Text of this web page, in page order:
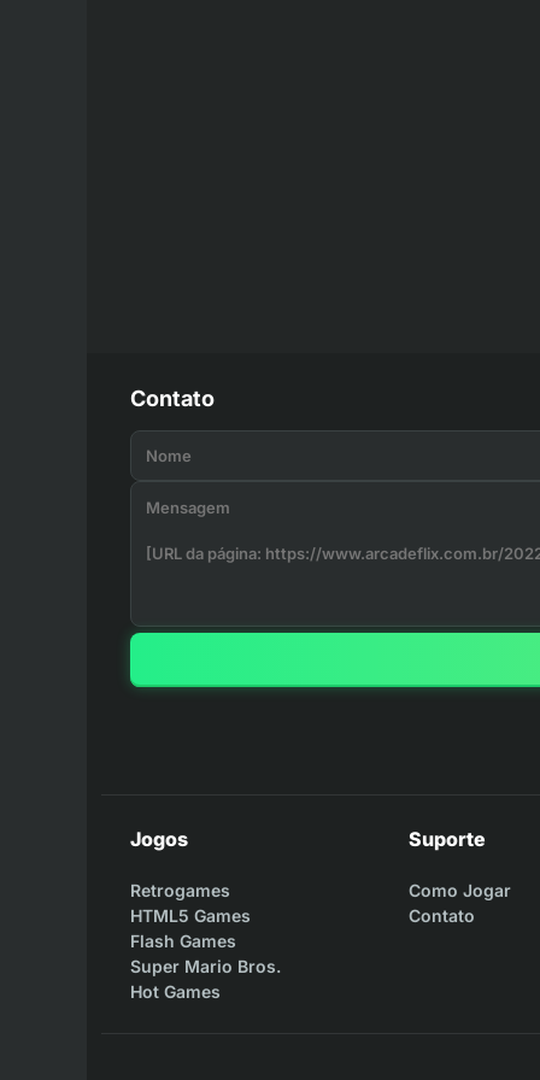
Contato
Jogos
Retrogames
HTML5 Games
Flash Games
Super Mario Bros.
Hot Games
Suporte
Como Jogar
Contato